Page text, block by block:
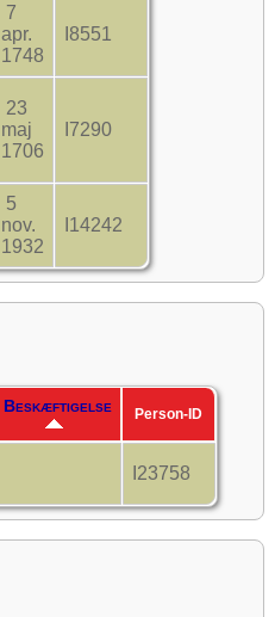
7
apr.
1748
I8551
23
maj
1706
I7290
5
nov.
1932
I14242
Beskæftigelse Person-ID
I23758